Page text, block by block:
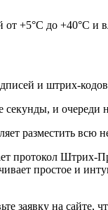
от +5°С до +40°С и
и штрих-
секунды, и очереди
разместить всю
протокол
простое и
на сайте,